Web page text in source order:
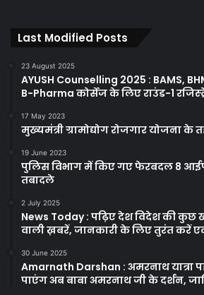
Last Modified Posts
23 August 2025
AYUSH Counselling 2025 : BAMS,
B-Pharma कोर्सेज के लिए राउंड-1
17 May 2023
मुख्यमंत्री ग्रामोद्योग रोजगार योजना
19 June 2023
पुलिस विभाग में किए गए फेरबदल 8
तबादले
2 July 2025
News Today : पढ़िए देश विदेश की कुछ
वाली ख़बरें, जानकारी के लिए तुरंत करें
30 June 2025
Amarnath Darshan : अमरनाथ यात्रा
पाएंग अब बाबा अमरनाथ जी के दर्शन,